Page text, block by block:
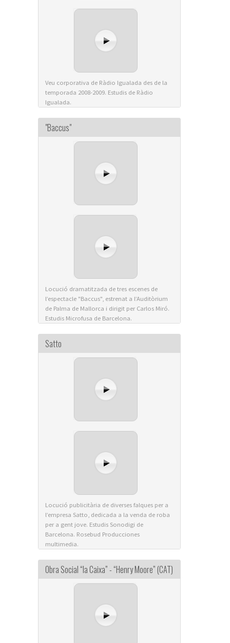
Veu corporativa de Ràdio Igualada des de la
temporada 2008-2009. Estudis de Ràdio
Igualada.
"Baccus"
Locució dramatitzada de tres escenes de
l’espectacle "Baccus", estrenat a l’Auditòrium
de Palma de Mallorca i dirigit per Carlos Miró.
Estudis Microfusa de Barcelona.
Satto
Locució publicitària de diverses falques per a
l’empresa Satto, dedicada a la venda de roba
per a gent jove. Estudis Sonodigi de
Barcelona. Rosebud Producciones
multimedia.
Obra Social “la Caixa” - “Henry Moore” (CAT)